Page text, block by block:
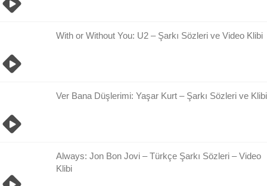
With or Without You: U2 – Şarkı Sözleri ve Video Klibi
Ver Bana Düşlerimi: Yaşar Kurt – Şarkı Sözleri ve Klibi
Always: Jon Bon Jovi – Türkçe Şarkı Sözleri – Video
Klibi